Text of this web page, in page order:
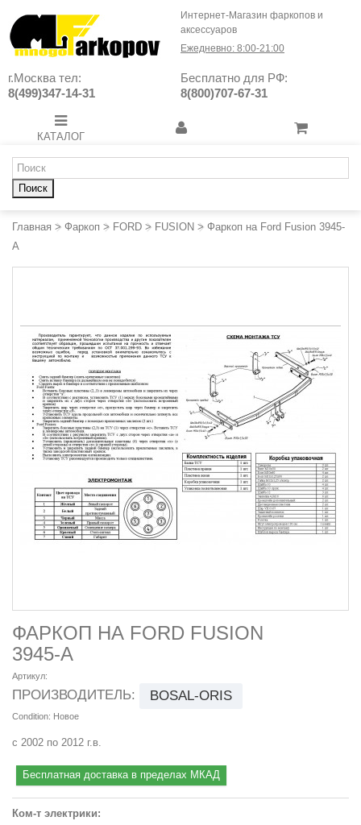
Интернет-Магазин фаркопов и
аксессуаров
Ежедневно: 8:00-21:00
г.Москва тел:
8(499)347-14-31
Бесплатно для РФ:
8(800)707-67-31
КАТАЛОГ
Поиск
Главная > Фаркоп > FORD > FUSION > Фаркоп на Ford Fusion 3945-
A
ФАРКОП НА FORD FUSION
3945-A
Артикул:
ПРОИЗВОДИТЕЛЬ: BOSAL-ORIS
Condition: Новое
с 2002 по 2012 г.в.
Бесплатная доставка в пределах МКАД
Ком-т электрики: